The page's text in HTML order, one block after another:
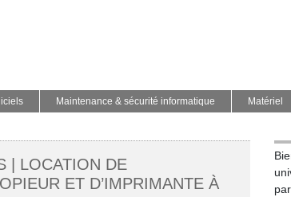
Maintenance & sécurité informatique Matériel
| LOCATION DE
ET D’IMPRIMANTE À